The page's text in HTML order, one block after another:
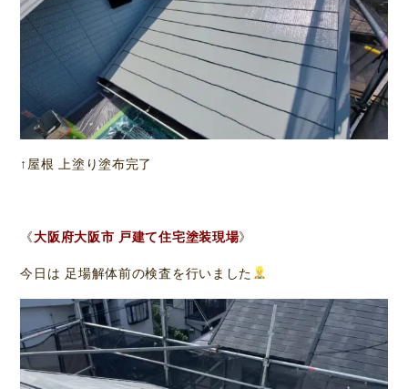
↑屋根 上塗り塗布完了
《大阪府大阪市 戸建て住宅塗装現場》
今日は 足場解体前の検査を行いました